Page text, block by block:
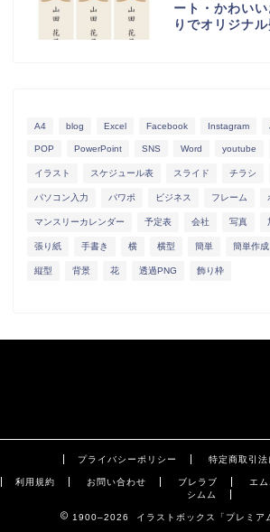
ート・かわい
りでオリジナ
A4 blog Excel Facebook Instagram
POP PowerPoint SNS Word youtube
イラスト スケジュール表 スライド チラシ
パソコン入力 パワポ ビジネス フレーム
マンスリーカレンダー 予定表 会社 写真
張り紙 手書き 横 横型 簡単 簡単作成
縦型 背景 花 透過PNG 飾り枠
プライバシーポリシー 特定商取引
利用規約 お問い合わせ ブレラブ エム
シムム
1900–2026 イラストボックス「プレミア